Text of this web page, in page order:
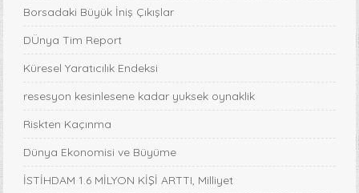
Borsadaki Büyük İniş Çıkışlar
DÜnya Tim Report
Küresel Yaratıcılık Endeksi
resesyon kesinlesene kadar yuksek oynaklik
Riskten Kaçınma
Dünya Ekonomisi ve Büyüme
İSTİHDAM 1.6 MİLYON KİŞİ ARTTI, Milliyet